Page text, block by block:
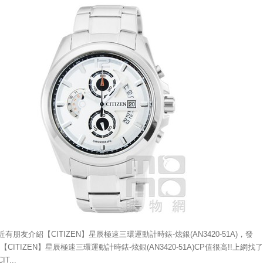
有朋友介紹【CITIZEN】星辰極速三環運動計時錶-炫銀(AN3420-51A)，發
CITIZEN】星辰極速三環運動計時錶-炫銀(AN3420-51A)CP值很高!!上網找了